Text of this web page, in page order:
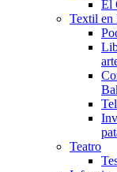
El
Textil en
Teatro